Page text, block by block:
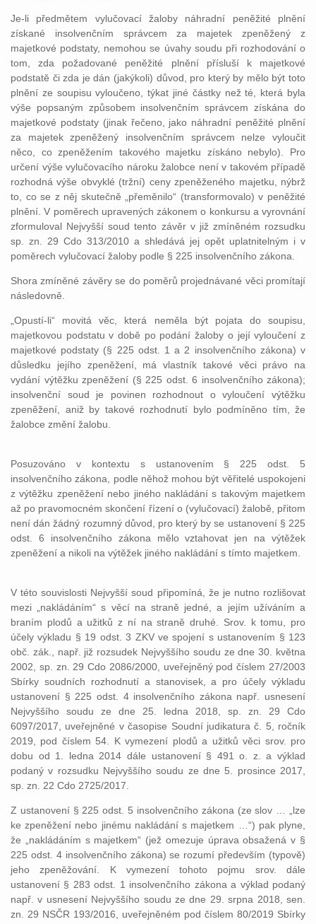
Je-li předmětem vylučovací žaloby náhradní peněžité plnění
získané insolvenčním správcem za majetek zpeněžený z
majetkové podstaty, nemohou se úvahy soudu při rozhodování o
tom, zda požadované peněžité plnění přísluší k majetkové
podstatě či zda je dán (jakýkoli) důvod, pro který by mělo být toto
plnění ze soupisu vyloučeno, týkat jiné částky než té, která byla
výše popsaným způsobem insolvenčním správcem získána do
majetkové podstaty (jinak řečeno, jako náhradní peněžité plnění
za majetek zpeněžený insolvenčním správcem nelze vyloučit
něco, co zpeněžením takového majetku získáno nebylo). Pro
určení výše vylučovacího nároku žalobce není v takovém případě
rozhodná výše obvyklé (tržní) ceny zpeněženého majetku, nýbrž
to, co se z něj skutečně „přeměnilo“ (transformovalo) v peněžité
plnění. V poměrech upravených zákonem o konkursu a vyrovnání
zformuloval Nejvyšší soud tento závěr v již zmíněném rozsudku
sp. zn. 29 Cdo 313/2010 a shledává jej opět uplatnitelným i v
poměrech vylučovací žaloby podle § 225 insolvenčního zákona.
Shora zmíněné závěry se do poměrů projednávané věci promítají
následovně.
„Opustí-li“ movitá věc, která neměla být pojata do soupisu,
majetkovou podstatu v době po podání žaloby o její vyloučení z
majetkové podstaty (§ 225 odst. 1 a 2 insolvenčního zákona) v
důsledku jejího zpeněžení, má vlastník takové věci právo na
vydání výtěžku zpeněžení (§ 225 odst. 6 insolvenčního zákona);
insolvenční soud je povinen rozhodnout o vyloučení výtěžku
zpeněžení, aniž by takové rozhodnutí bylo podmíněno tím, že
žalobce změní žalobu.
Posuzováno v kontextu s ustanovením § 225 odst. 5
insolvenčního zákona, podle něhož mohou být věřitelé uspokojeni
z výtěžku zpeněžení nebo jiného nakládání s takovým majetkem
až po pravomocném skončení řízení o (vylučovací) žalobě, přitom
není dán žádný rozumný důvod, pro který by se ustanovení § 225
odst. 6 insolvenčního zákona mělo vztahovat jen na výtěžek
zpeněžení a nikoli na výtěžek jiného nakládání s tímto majetkem.
V této souvislosti Nejvyšší soud připomíná, že je nutno rozlišovat
mezi „nakládáním“ s věcí na straně jedné, a jejím užíváním a
braním plodů a užitků z ní na straně druhé. Srov. k tomu, pro
účely výkladu § 19 odst. 3 ZKV ve spojení s ustanovením § 123
obč. zák., např. již rozsudek Nejvyššího soudu ze dne 30. května
2002, sp. zn. 29 Cdo 2086/2000, uveřejněný pod číslem 27/2003
Sbírky soudních rozhodnutí a stanovisek, a pro účely výkladu
ustanovení § 225 odst. 4 insolvenčního zákona např. usnesení
Nejvyššího soudu ze dne 25. ledna 2018, sp. zn. 29 Cdo
6097/2017, uveřejněné v časopise Soudní judikatura č. 5, ročník
2019, pod číslem 54. K vymezení plodů a užitků věci srov. pro
dobu od 1. ledna 2014 dále ustanovení § 491 o. z. a výklad
podaný v rozsudku Nejvyššího soudu ze dne 5. prosince 2017,
sp. zn. 22 Cdo 2725/2017.
Z ustanovení § 225 odst. 5 insolvenčního zákona (ze slov … „lze
ke zpeněžení nebo jinému nakládání s majetkem …“) pak plyne,
že „nakládáním s majetkem“ (jež omezuje úprava obsažená v §
225 odst. 4 insolvenčního zákona) se rozumí především (typově)
jeho zpeněžování. K vymezení tohoto pojmu srov. dále
ustanovení § 283 odst. 1 insolvenčního zákona a výklad podaný
např. v usnesení Nejvyššího soudu ze dne 29. srpna 2018, sen.
zn. 29 NSČR 193/2016, uveřejněném pod číslem 80/2019 Sbírky